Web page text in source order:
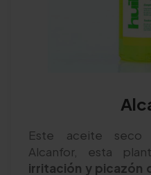
Este aceite seco
Alcanfor, esta
irritación y picazón